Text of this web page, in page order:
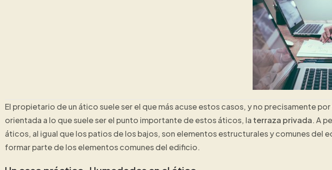
El propietario de un ático suele ser el que más acuse estos casos, y no precisamente
orientada a lo que suele ser el punto importante de estos áticos, la terraza privada. A
áticos, al igual que los patios de los bajos, son elementos estructurales y comunes del
formar parte de los elementos comunes del edificio.